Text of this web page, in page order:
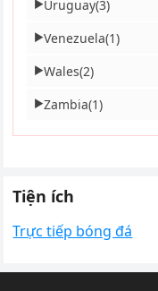
▶Uruguay(3)
▶Venezuela(1)
▶Wales(2)
▶Zambia(1)
Tiện ích
Trực tiếp bóng đá